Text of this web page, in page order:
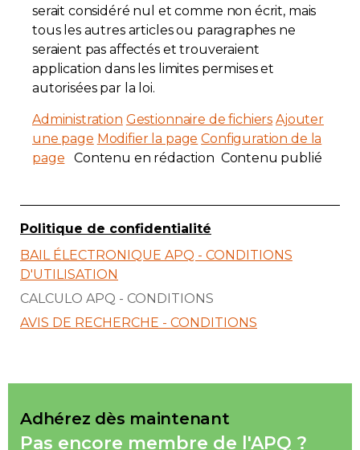
serait considéré nul et comme non écrit, mais
tous les autres articles ou paragraphes ne
seraient pas affectés et trouveraient
application dans les limites permises et
autorisées par la loi.
Administration Gestionnaire de fichiers Ajouter
une page Modifier la page Configuration de la
page Contenu en rédaction Contenu publié
Politique de confidentialité
BAIL ÉLECTRONIQUE APQ - CONDITIONS
D'UTILISATION
CALCULO APQ - CONDITIONS
AVIS DE RECHERCHE - CONDITIONS
Adhérez dès maintenant
Pas encore membre de l'APQ ?